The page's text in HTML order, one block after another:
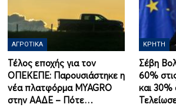
ΑΓΡΟΤΙΚΆ
Τέλος εποχής για τον
ΟΠΕΚΕΠΕ: Παρουσιάστηκε η
νέα πλατφόρμα MYAGRO
στην ΑΑΔΕ – Πότε…
ΚΡΉΤΗ
Σέβη
60%
και 30%